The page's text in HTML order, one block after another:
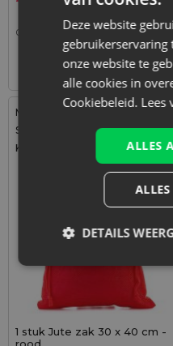
0,21 1 verp. = 10 st.
verp. +
Maat: 30x40 cm
Stof: Jute
Kleur:
1 stuk Jute zak 30 x 40 cm -
Deze website
gebruikerservaring
onze website te
alle cookies in
Cookiebeleid. Lees
ALLES
DETAILS